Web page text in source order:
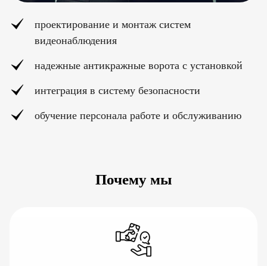
проектирование и монтаж систем
видеонаблюдения
надежные антикражные ворота с установкой
интеграция в систему безопасности
обучение персонала работе и обслуживанию
Почему мы